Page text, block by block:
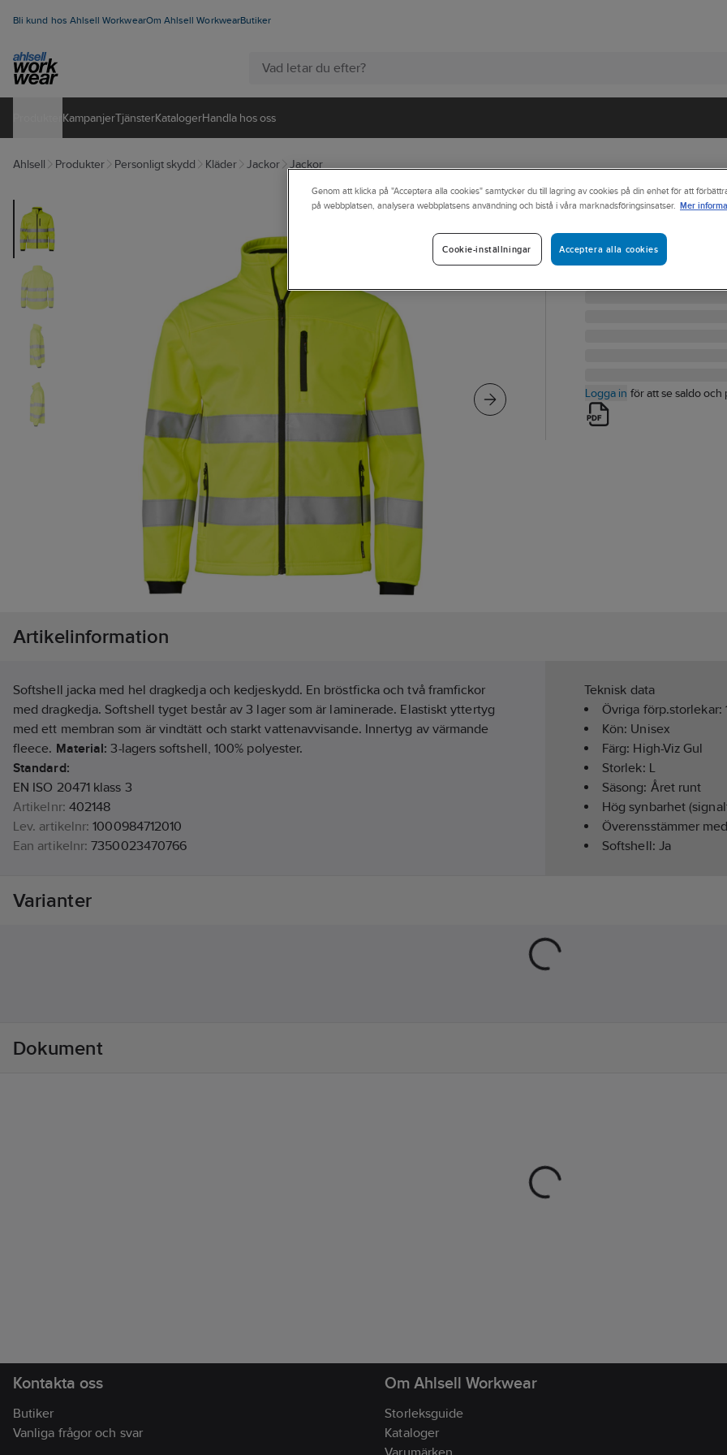
Bli kund hos Ahlsell WorkwearOm Ahlsell WorkwearButiker
KampanjerTjänsterKatalogerHandla hos oss
Ahlsell Produkter Personligt skydd Kläder Jackor Jackor
TOP SWEDE
Softshelljacka
SOFTSHELLJACKA
Artikelnr: 402148
Logga in för att se saldo och
Artikelinformation
Softshell jacka med hel dragkedja och kedjeskydd. En bröstficka och två framfickor
med dragkedja. Softshell tyget består av 3 lager som är laminerade. Elastiskt yttertyg
med ett membran som är vindtätt och starkt vattenavvisande. Innertyg av värmande
fleece. Material: 3-lagers softshell, 100% polyester.
Standard:
EN ISO 20471 klass 3
Artikelnr: 402148
Lev. artikelnr: 1000984712010
Ean artikelnr: 7350023470766
Teknisk data
Övriga förp.storlekar:
Kön: Unisex
Färg: High-Viz Gul
Storlek: L
Säsong: Året runt
Hög synbarhet
Överensstämmer
Softshell: Ja
Varianter
Dokument
Kontakta oss
Butiker
Vanliga frågor och svar
Om Ahlsell Workwear
Storleksguide
Kataloger
Genom att klicka på "Acceptera alla cookies" samtycker du till lagring av cookies på din enhet för att
på webbplatsen, analysera webbplatsens användning och bistå i våra marknadsföringsinsatser. Mer
Acceptera alla cookies
Cookie-inställningar